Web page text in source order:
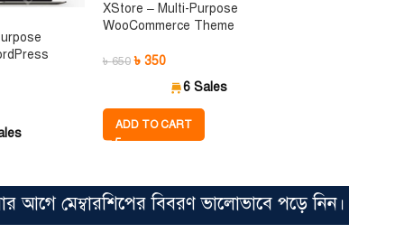
XStore – Multi-Purpose
WooCommerce Theme
৳650 ৳ 350
6 Sales
ADD TO CART
মেম্বারশিপের বিবরণ ভালোভাবে পড়ে নিন। সিঙ্গেল